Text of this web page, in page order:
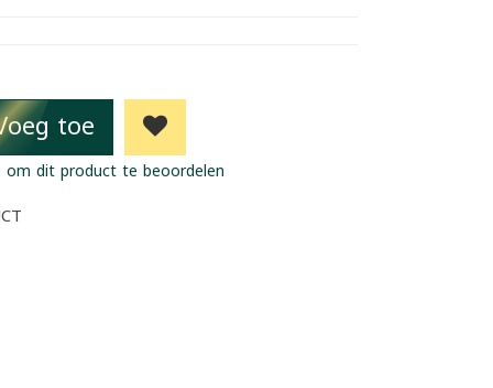
toe
om dit product te beoordelen